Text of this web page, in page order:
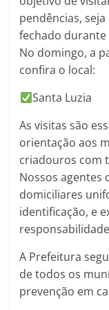
pendências,
fechado durante
No domingo, a
confira o local:
Santa Luzia
As visitas são
orientação aos
criadouros com
Nossos agentes
domiciliares
identificação, e
A Prefeitura
de todos os
prevenção em